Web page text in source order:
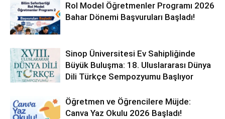
Rol Model Öğretmenler Programı 2026
Bahar Dönemi Başvuruları Başladı!
Sinop Üniversitesi Ev Sahipliğinde
Büyük Buluşma: 18. Uluslararası Dünya
Dili Türkçe Sempozyumu Başlıyor
Öğretmen ve Öğrencilere Müjde:
Canva Yaz Okulu 2026 Başladı!